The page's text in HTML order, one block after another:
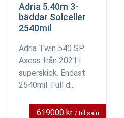
Adria 5.40m 3-
bäddar Solceller
2540mil
Adria Twin 540 SP
Axess från 2021 i
superskick. Endast
2540mil. Full d...
619000 kr / till salu